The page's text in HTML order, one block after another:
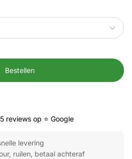
Bestellen
reviews op ⭐ Google
levering
ruilen, betaal achteraf